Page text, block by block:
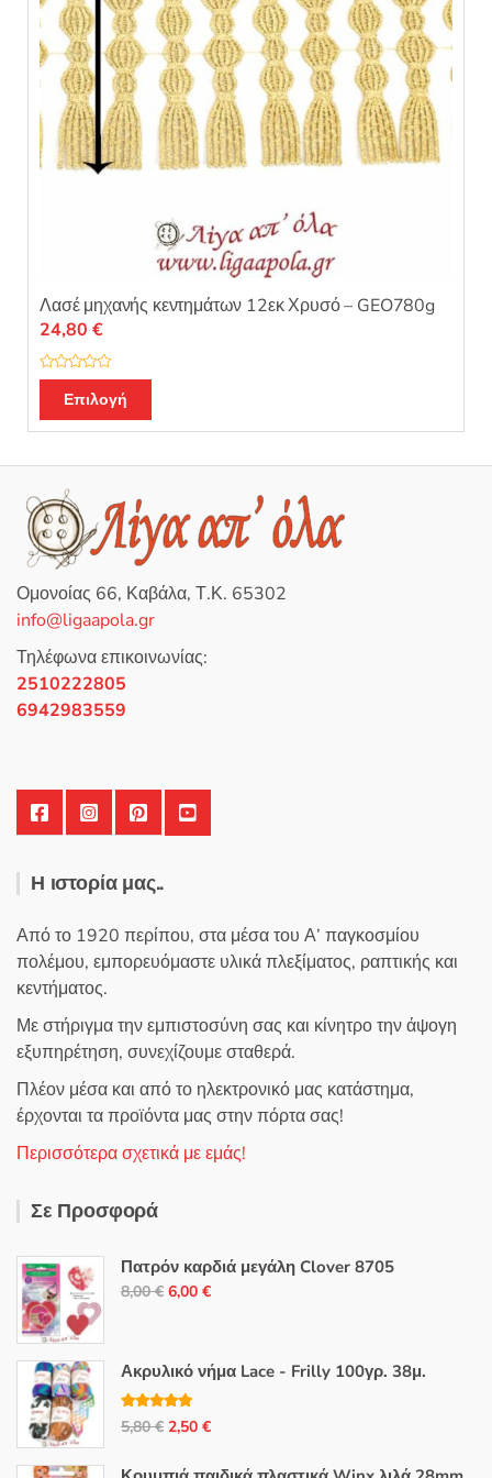
Λασέ μηχανής κεντημάτων 12εκ Χρυσό – GEO780g
Β
μ
ο
θ
η
κ
ε
μ
α
π
ό
5
24,80 €
Επιλογή
Ομονοίας 66, Καβάλα, Τ.Κ. 65302
info@ligaapola.gr
Τηλέφωνα επικοινωνίας:
2510222805
6942983559
Η ιστορία μας..
Από το 1920 περίπου, στα μέσα του Α’ παγκοσμίου
πολέμου, εμπορευόμαστε υλικά πλεξίματος, ραπτικής και
κεντήματος.
Με στήριγμα την εμπιστοσύνη σας και κίνητρο την άψογη
εξυπηρέτηση, συνεχίζουμε σταθερά.
Πλέον μέσα και από το ηλεκτρονικό μας κατάστημα,
έρχονται τα προϊόντα μας στην πόρτα σας!
Περισσότερα σχετικά με εμάς!
Σε Προσφορά
Πατρόν καρδιά μεγάλη Clover 8705
8,00€ Original
8,00 €.
6,00 €Η
είναι:
Ακρυλικό νήμα Lace - Frilly 100γρ. 38μ.
Βαθμολογή
θηκε με 5.00
5,80€ Original
2,50 €Η